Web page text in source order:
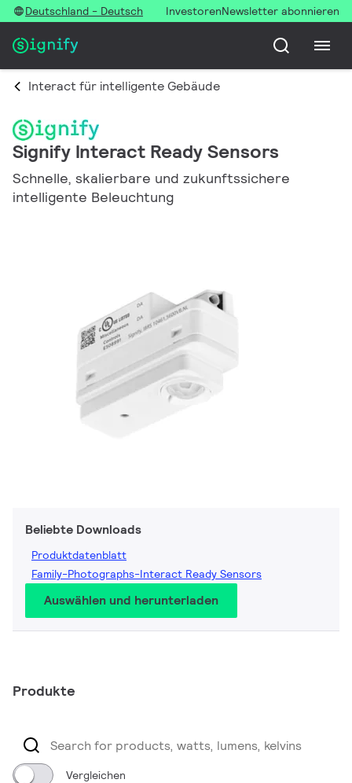
Deutschland - Deutsch InvestorenNewsletter abonnieren
Interact für intelligente Gebäude
Signify Interact Ready Sensors
Schnelle, skalierbare und zukunftssichere
intelligente Beleuchtung
Beliebte Downloads
Produktdatenblatt
Family-Photographs-Interact Ready Sensors
Auswählen und herunterladen
Produkte
Vergleichen